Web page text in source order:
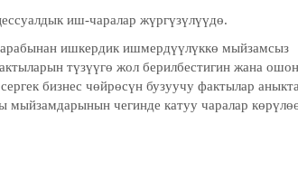
иш-чаралар жүргүзүлүүдө.
ишкердик ишмердүүлүккө мыйзамсыз
түзүүгө жол берилбестигин жана
бизнес чөйрөсүн бузуучу фактылар
мыйзамдарынын чегинде катуу чаралар